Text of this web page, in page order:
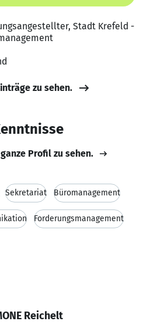
Stadt Krefeld -
zu sehen.
Profil zu sehen.
Sekretariat Büromanagement
Forderungsmanagement
Reichelt